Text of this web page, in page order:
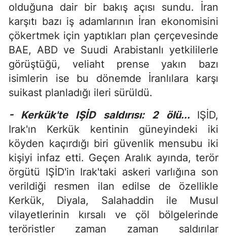
olduğuna dair bir bakış açısı sundu. İran
karşıtı bazı iş adamlarının İran ekonomisini
çökertmek için yaptıkları plan çerçevesinde
BAE, ABD ve Suudi Arabistanlı yetkililerle
görüştüğü, veliaht prense yakın bazı
isimlerin ise bu dönemde İranlılara karşı
suikast planladığı ileri sürüldü.
- Kerkük'te IŞİD saldırısı: 2 ölü... IŞİD,
Irak'ın Kerkük kentinin güneyindeki iki
köyden kaçırdığı biri güvenlik mensubu iki
kişiyi infaz etti. Geçen Aralık ayında, terör
örgütü IŞİD'in Irak'taki askeri varlığına son
verildiği resmen ilan edilse de özellikle
Kerkük, Diyala, Salahaddin ile Musul
vilayetlerinin kırsalı ve çöl bölgelerinde
teröristler zaman zaman saldırılar